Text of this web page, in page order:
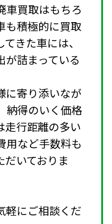
車買取はもちろ
も積極的に買取
きた車には、
が詰まっている
に寄り添いなが
納得のいく価格
走行距離の多い
用など手数料も
だいておりま
軽にご相談くだ